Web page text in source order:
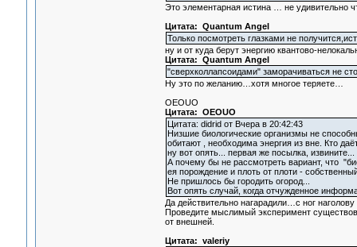
Это элементарная истина … не
Цитата: Quantum Angel
Только посмотреть глазками не
ну и от куда берут энергию квантово-
Цитата: Quantum Angel
"сверхколлапсоидами" заморачиваться не
Ну это по желанию…хотя многое теряете…
OEOUO
Цитата: OEOUO
Цитата: didrid от Вчера в 20:42:43
Низшие биологические организмы не
обитают , необходима энергия из вне. Кто
ну вот опять... первая же посылка, извините...
А почему бы не рассмотреть вариант, что
ея порождение и плоть от плоти -
Не пришлось бы городить огород...
Вот опять случай, когда отчужденное
Да действительно нагарадили…с ног наголову
Проведите мыслимый эксперимент
от внешней.
Цитата: valeriy